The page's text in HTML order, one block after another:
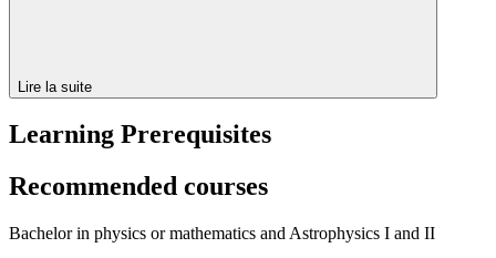
Lire la suite
Learning Prerequisites
Recommended courses
Bachelor in physics or mathematics and Astrophysics I and II